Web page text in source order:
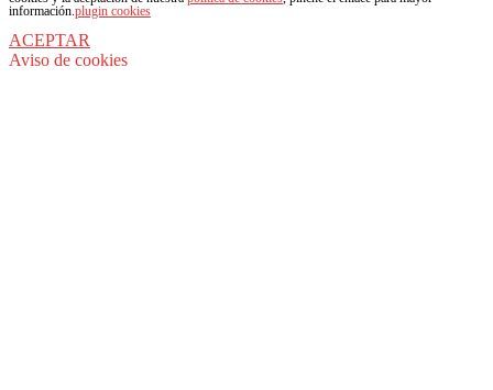
información.plugin cookies
ACEPTAR
Aviso de cookies